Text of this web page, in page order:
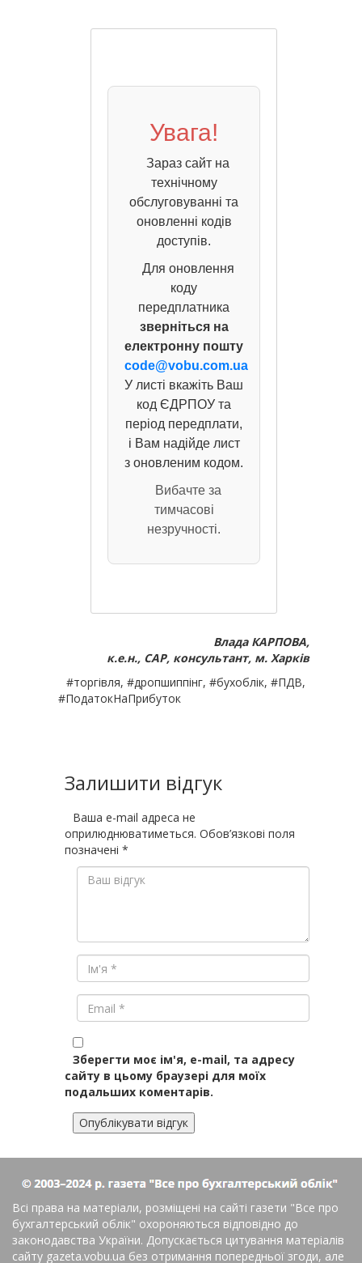
Увага!
Зараз сайт на
технічному
обслуговуванні та
оновленні кодів
доступів.
Для оновлення
коду
передплатника
зверніться на
електронну пошту
code@vobu.com.ua
У листі вкажіть Ваш
код ЄДРПОУ та
період передплати,
і Вам надійде лист
з оновленим кодом.
Вибачте за
тимчасові
незручності.
Влада КАРПОВА,
к.е.н., CAP, консультант, м. Харків
#торгівля, #дропшиппінг, #бухоблік, #ПДВ,
#ПодатокНаПрибуток
Залишити відгук
Ваша e-mail адреса не
оприлюднюватиметься. Обов’язкові поля
позначені *
Зберегти моє ім'я, e-mail, та адресу
сайту в цьому браузері для моїх
подальших коментарів.
Всі права на матеріали, розміщені на сайті газети "Все про
бухгалтерський облік" охороняються відповідно до
законодавства України. Допускається цитування матеріалів
сайту gazeta.vobu.ua без отримання попередньої згоди, але